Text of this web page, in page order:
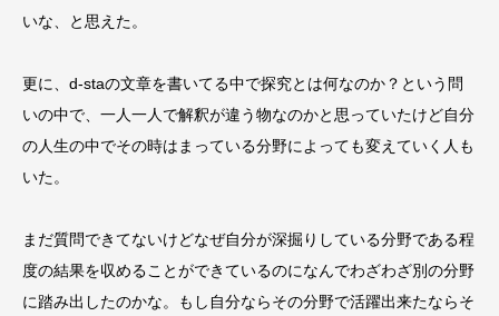
いな、と思えた。
更に、d-staの文章を書いてる中で探究とは何なのか？という問
いの中で、一人一人で解釈が違う物なのかと思っていたけど自分
の人生の中でその時はまっている分野によっても変えていく人も
いた。
まだ質問できてないけどなぜ自分が深掘りしている分野である程
度の結果を収めることができているのになんでわざわざ別の分野
に踏み出したのかな。もし自分ならその分野で活躍出来たならそ